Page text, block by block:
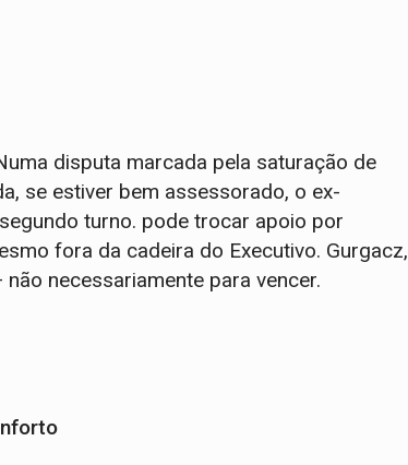
disputa marcada pela saturação de
se estiver bem assessorado, o ex-
turno. pode trocar apoio por
fora da cadeira do Executivo. Gurgacz,
necessariamente para vencer.